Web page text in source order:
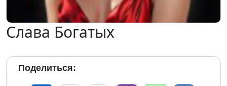
Слава Богатых
Поделиться: